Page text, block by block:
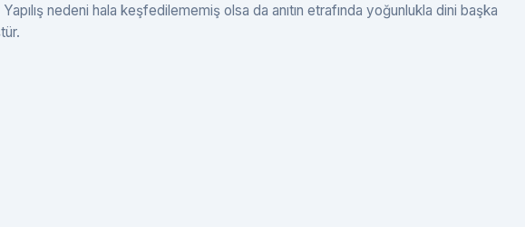
nedeni hala keşfedilememiş olsa da anıtın etrafında yoğunlukla dini başka